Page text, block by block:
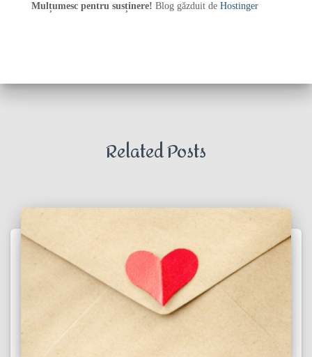
Mulțumesc pentru susținere! Blog găzduit de Hostinger
Related Posts